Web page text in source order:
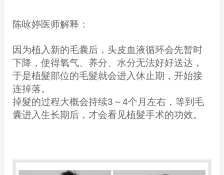
陈咏婷医师解释：
因为植入新的毛囊后，头皮血液循环会先暂时
下降，使得氧气、养分、水分无法好好送达，
于是植髮部位的毛髮就会进入休止期，开始接
连掉落。
掉髮的过程大概会持续3～4个月左右，等到毛
囊进入生长期后，才会看见植髮手术的功效。